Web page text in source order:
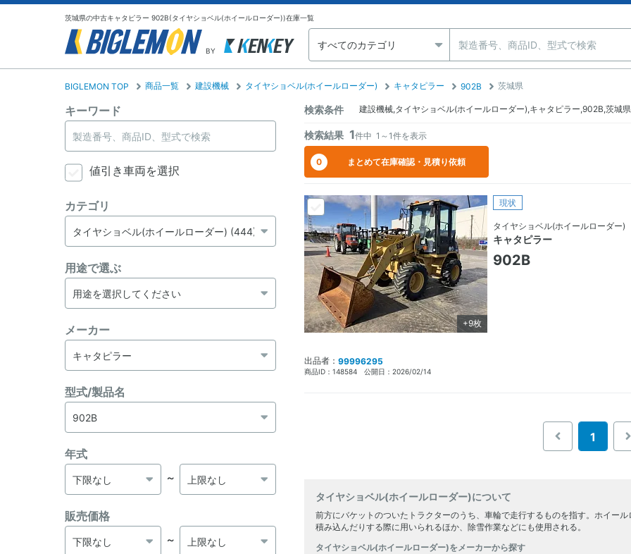
茨城県の中古キャタピラー 902B(タイヤショベル(ホイールローダー))在庫一覧
BY
BIGLEMON TOP 商品一覧 建設機械 タイヤショベル(ホイールローダー) キャタピラー 902B 茨城県
検索条件 建設機械,タイヤショベル(ホイールローダー),キャタピラー,902B,茨城県
0 まとめて在庫確認・見積り依頼
検索結果 1件中 1～1件を表示
+9枚
現状
タイヤショベル(ホイールローダー)
キャタピラー
902B
出品者： 99996295
商品ID： 148584 公開日： 2026/02/14
1
タイヤショベル(ホイールローダー)について
前方にバケットのついたトラクターのうち、車輪で走行するものを指す。ホイー
積み込んだりする際に用いられるほか、除雪作業などにも使用される。
タイヤショベル(ホイールローダー)をメーカーから探す
キーワード
値引き車両を選択
カテゴリ
用途で選ぶ
メーカー
型式/製品名
年式
～
販売価格
～